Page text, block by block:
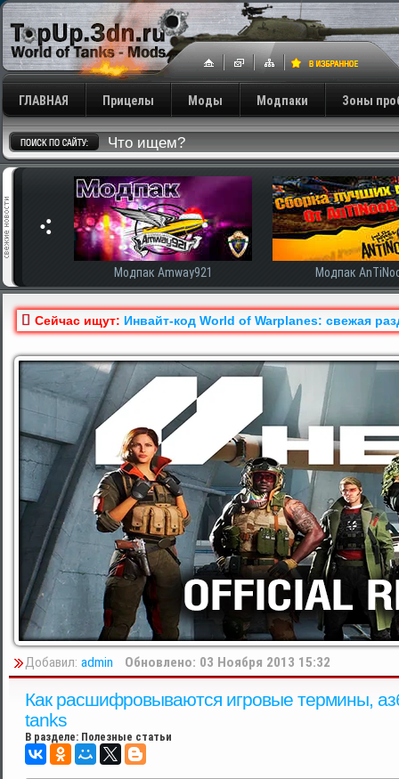
ГЛАВНАЯ Прицелы Моды Модпаки Зоны
Модпак Amway921 Модпак
Сейчас ищут: Инвайт-код World of Warplanes: свежая
Добавил: admin Обновлено: 03 Ноября 2013 15:32
Как расшифровываются игровые термины,
tanks
В разделе: Полезные статьи